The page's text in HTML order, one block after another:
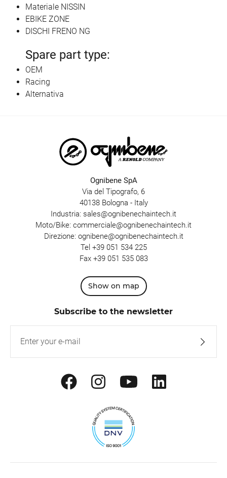
Materiale NISSIN
EBIKE ZONE
DISCHI FRENO NG
Spare part type:
OEM
Racing
Alternativa
Ognibene SpA
Via del Tipografo, 6
40138 Bologna - Italy
Industria: sales@ognibenechaintech.it
Moto/Bike: commerciale@ognibenechaintech.it
Direzione: ognibene@ognibenechaintech.it
Tel +39 051 534 225
Fax +39 051 535 083
Show on map
Subscribe to the newsletter